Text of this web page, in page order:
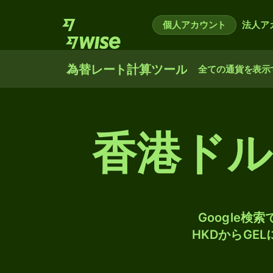
個人アカウント 法人ア
為替レート計算ツール 全ての通貨を表示
香港ド
Google検索
HKDからGEL